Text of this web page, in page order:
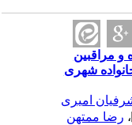
مراقبین
شهری
امیری
ممتهن